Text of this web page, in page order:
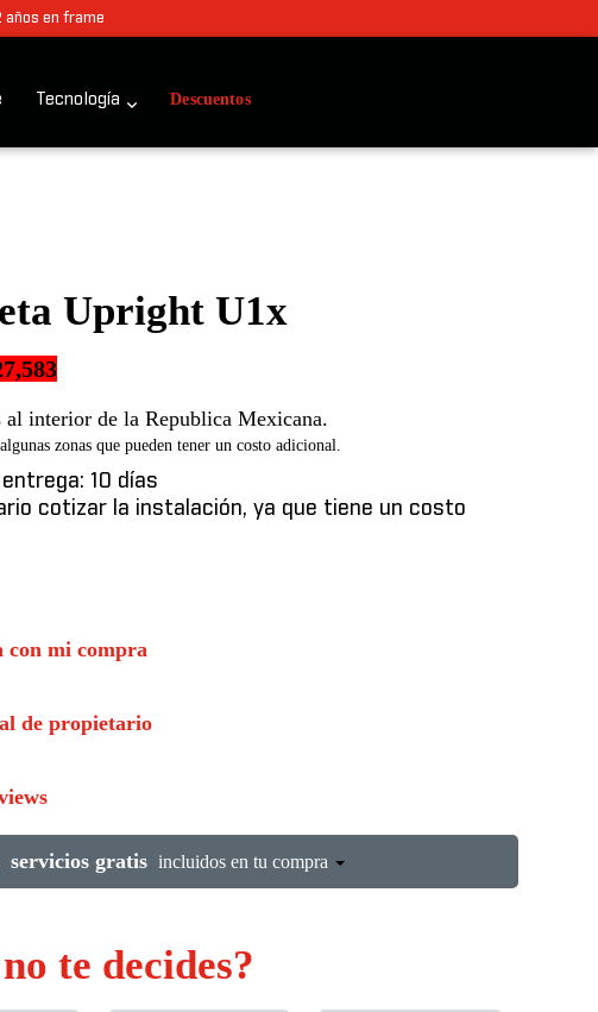
años en frame
Tecnología Descuentos
Upright U1x
Current
is:
$27,583.
al interior de la Republica Mexicana.
zonas que pueden tener un costo adicional.
10 días
cotizar la instalación, ya que tiene un costo
con mi compra
de propietario
servicios gratis incluidos en tu compra
te decides?